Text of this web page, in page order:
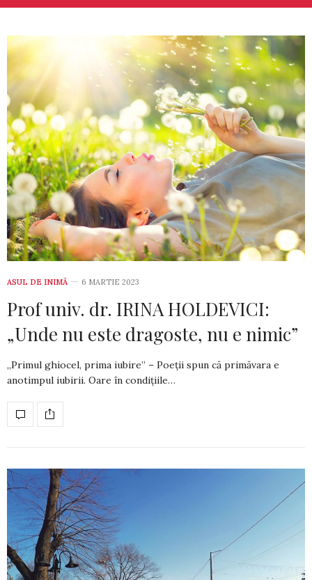
ASUL DE INIMĂ 6 MARTIE 2023
Prof univ. dr. IRINA HOLDEVICI:
„Unde nu este dragoste, nu e nimic”
„Primul ghiocel, prima iubire” – Poeții spun că primăvara e
anotimpul iu­birii. Oare în condițiile…